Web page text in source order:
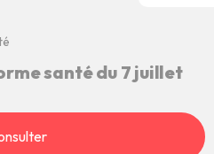
santé du 7 juillet